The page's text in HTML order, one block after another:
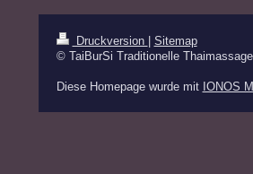
Druckversion | Sitemap
© TaiBurSi Traditionelle Thaimassage
Diese Homepage wurde mit IONOS